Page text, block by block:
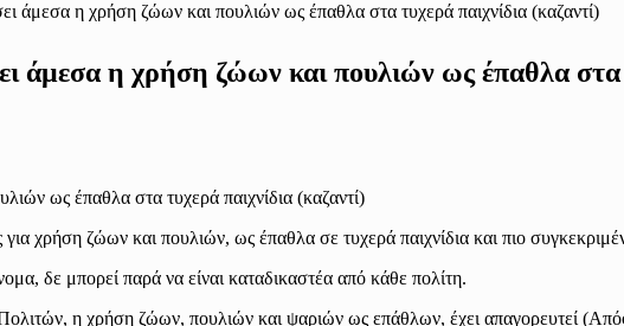
άμεσα η χρήση ζώων και πουλιών ως έπαθλα στα τυχερά παιχνίδια (καζαντί)
η χρήση ζώων και πουλιών ως έπαθλα στα
χρήση ζώων και πουλιών, ως έπαθλα σε τυχερά παιχνίδια και πιο
δε μπορεί παρά να είναι καταδικαστέα από κάθε πολίτη.
η χρήση ζώων, πουλιών και ψαριών ως επάθλων, έχει απαγορευτεί